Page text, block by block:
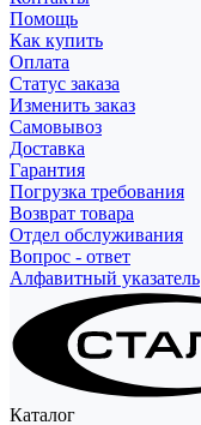
Помощь
Как купить
Оплата
Статус заказа
Изменить заказ
Самовывоз
Доставка
Гарантия
Погрузка требования
Возврат товара
Отдел обслуживания
Вопрос - ответ
Алфавитный указатель
Каталог